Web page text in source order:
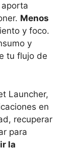
Menos
y foco.
y
tu flujo de
Launcher,
en
recuperar
para
la